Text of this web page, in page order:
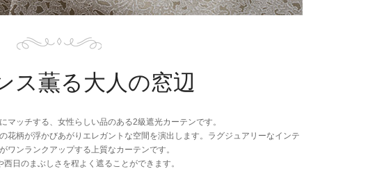
ス薫る大人の窓辺
ッチする、女性らしい品のある2級遮光カーテンです。
花柄が浮かびあがりエレガントな空間を演出します。ラグジュアリーなインテ
ワンランクアップする上質なカーテンです。
日のまぶしさを程よく遮ることができます。